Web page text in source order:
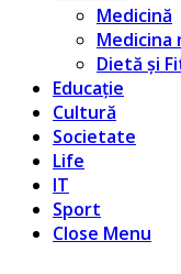
Medicină
Dietă și
Educație
Cultură
Societate
Life
IT
Sport
Close Menu